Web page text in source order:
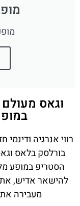
מופע
וגאס
רווי אנרגיה
בורלסק בלאס
הסטריפ במופע
להישאר אדיש, את
מעבירה